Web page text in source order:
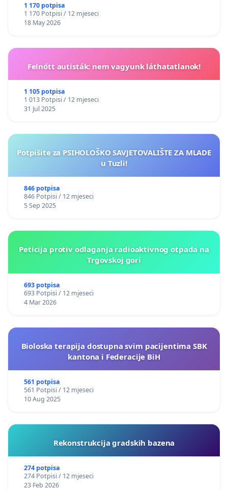
1 170 potpisa
1 170 Potpisi / 12 mjeseci
18 May 2026
Felnőtt autisták: nem vagyunk láthatatlanok!
1 105 potpisa
1 013 Potpisi / 12 mjeseci
31 Jul 2025
Potpišite za PSIHOLOŠKO SAVJETOVALIŠTE ZA MLADE
u Tuzli!
846 potpisa
846 Potpisi / 12 mjeseci
5 Sep 2025
Peticija protiv odlaganja radioaktivnog otpada na
Trgovskoj gori
693 potpisa
693 Potpisi / 12 mjeseci
4 Mar 2026
Bioloska terapija dostupna svim pacijentima SBK
kantona i Federacije BiH
561 potpisa
561 Potpisi / 12 mjeseci
10 Aug 2025
Rekonstrukcija gradskih bazena
274 potpisa
274 Potpisi / 12 mjeseci
23 Feb 2026